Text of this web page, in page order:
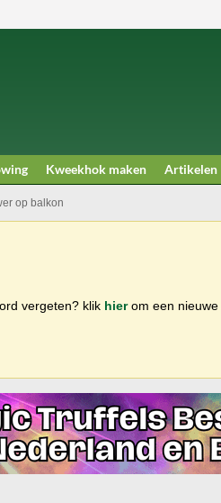
Kweekhok maken Artikelen
op balkon
vergeten? klik hierom een nieuwe